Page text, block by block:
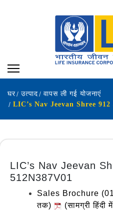
घर उत्पाद
वापस ली गई योजनाएं
LIC’s Nav Jeevan Shree 912
LIC’s Nav Jeevan
512N387V01
Sales Brochure
तक)
(सामग्री हिंदी